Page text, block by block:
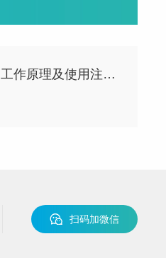
原理及使用注意事项
扫码加微信